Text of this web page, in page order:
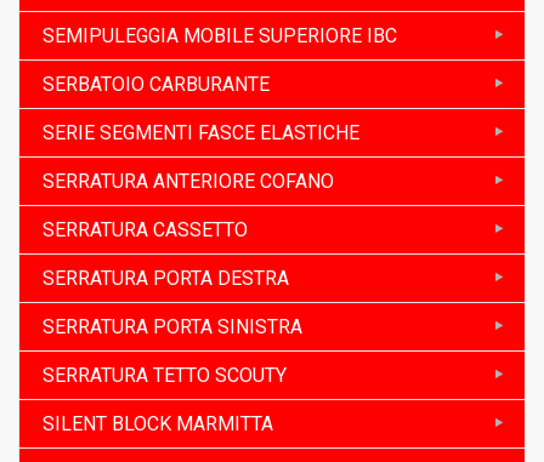
SEMIPULEGGIA MOBILE SUPERIORE IBC
SERBATOIO CARBURANTE
SERIE SEGMENTI FASCE ELASTICHE
SERRATURA ANTERIORE COFANO
SERRATURA CASSETTO
SERRATURA PORTA DESTRA
SERRATURA PORTA SINISTRA
SERRATURA TETTO SCOUTY
SILENT BLOCK MARMITTA